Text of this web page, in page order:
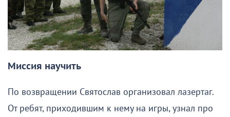
Миссия научить
По возвращении Святослав организовал лазертаг.
От ребят, приходившим к нему на игры, узнал про